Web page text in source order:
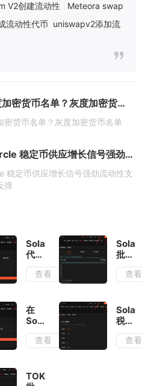
V2创建流动性
Meteora swap
流动性代币 uniswapv2添加流
什么是灰度加密货币名单？灰度加密货币名单解析
密货币名单？灰度加密货币名单
Tether/Circle 稳定币供应增长信号强劲流动性支撑加密货币反弹
稳定币供应增长信号强劲流动性支
弹
Solana
代币
燃烧
教程
程）
查看
批量
转账
（一
教程
查看
在
Solana
Raydium
上移
池教
查看
税费
代币
创建
查看
TOKEN